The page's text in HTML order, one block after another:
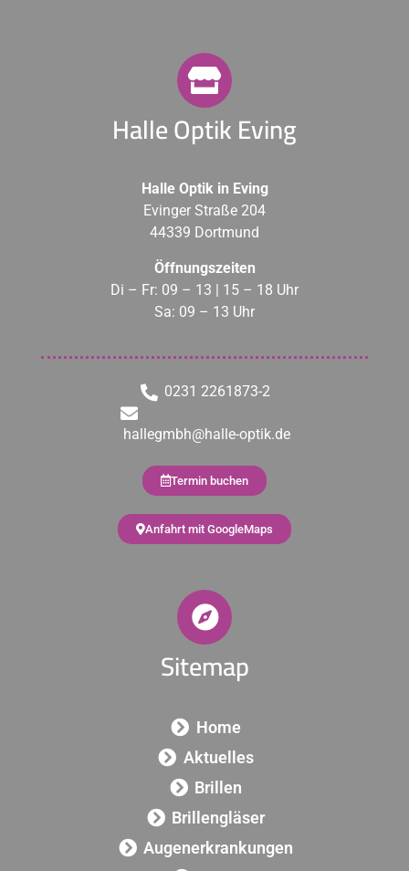
Halle Optik Eving
Halle Optik in Eving
Evinger Straße 204
44339 Dortmund
Öffnungszeiten
Di – Fr: 09 – 13 | 15 – 18 Uhr
Sa: 09 – 13 Uhr
0231 2261873-2
hallegmbh@halle-optik.de
Termin buchen
Anfahrt mit GoogleMaps
Sitemap
Home
Aktuelles
Brillen
Brillengläser
Augenerkrankungen